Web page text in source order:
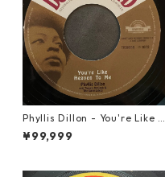
Phyllis Dillon - You're Like H
eaven To Me【7-21913】
¥99,999